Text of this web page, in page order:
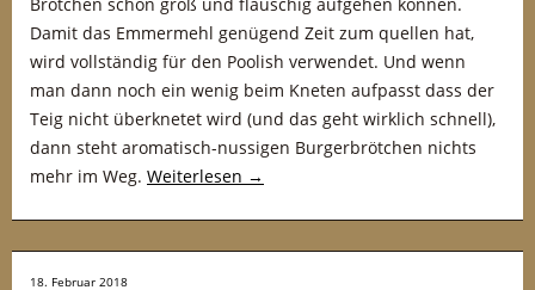
Damit das Emmermehl genügend Zeit zum quellen hat,
wird vollständig für den Poolish verwendet. Und wenn
man dann noch ein wenig beim Kneten aufpasst dass der
Teig nicht überknetet wird (und das geht wirklich schnell),
dann steht aromatisch-nussigen Burgerbrötchen nichts
mehr im Weg. Weiterlesen →
18. Februar 2018